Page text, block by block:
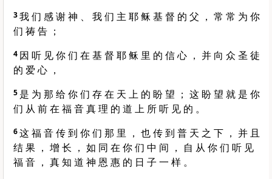
3我 们 感 谢 神 、 我 们 主 耶 稣 基 督 的 父 ， 常 常 为 你
们 祷 告 ；
4 因 听 见 你 们 在 基 督 耶 稣 里 的 信 心 ， 并 向 众 圣 徒
的 爱 心 ，
5 是 为 那 给 你 们 存 在 天 上 的 盼 望 ； 这 盼 望 就 是 你
们 从 前 在 福 音 真 理 的 道 上 所 听 见 的 。
6这 福 音 传 到 你 们 那 里 ， 也 传 到 普 天 之 下 ， 并 且
结 果 ， 增 长 ， 如 同 在 你 们 中 间 ， 自 从 你 们 听 见
福 音 ， 真 知 道 神 恩 惠 的 日 子 一 样 。